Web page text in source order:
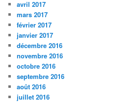
avril 2017
mars 2017
février 2017
janvier 2017
décembre 2016
novembre 2016
octobre 2016
septembre 2016
août 2016
juillet 2016